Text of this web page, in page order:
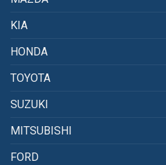
KIA
HONDA
TOYOTA
SUZUKI
MITSUBISHI
FORD